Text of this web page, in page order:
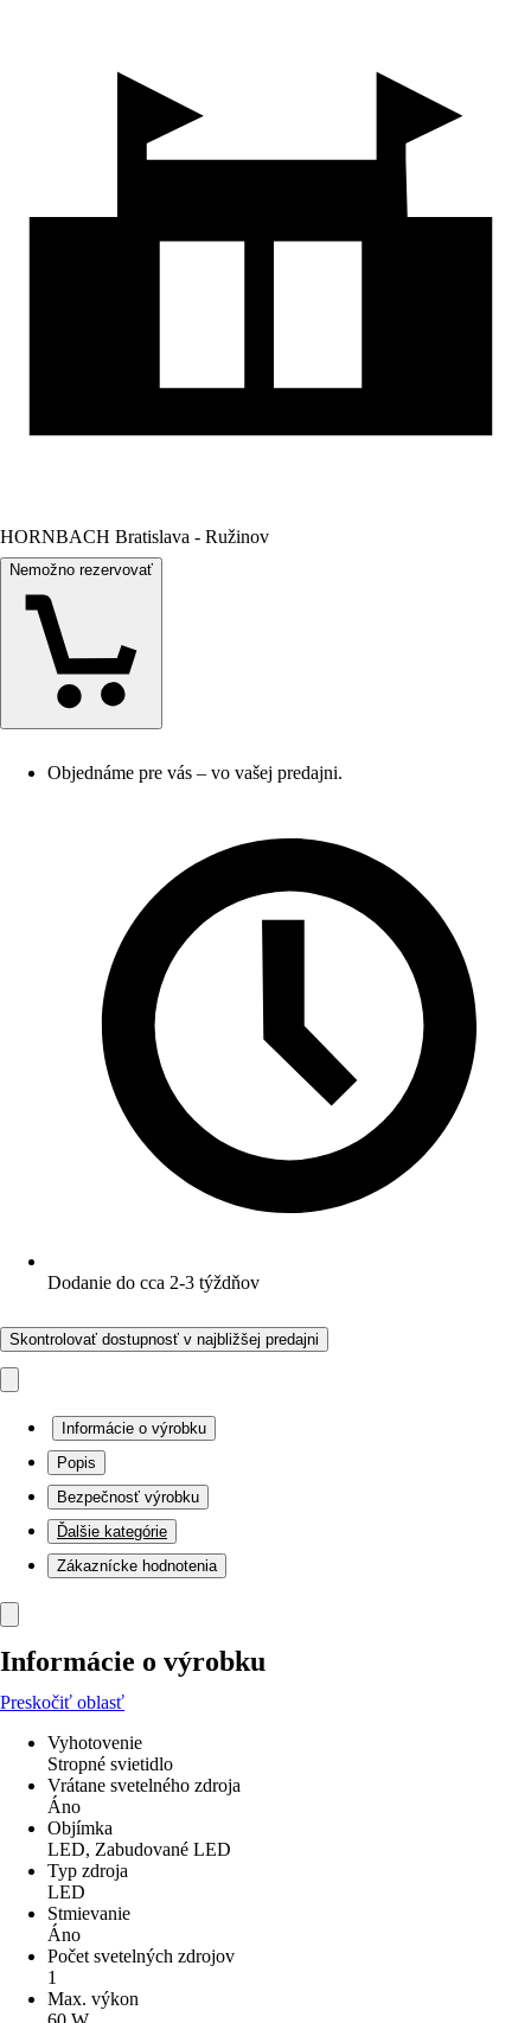
HORNBACH Bratislava - Ružinov
Nemožno rezervovať
Objednáme pre vás – vo vašej predajni.
Dodanie do cca 2-3 týždňov
Skontrolovať dostupnosť v najbližšej predajni
Informácie o výrobku
Popis
Bezpečnosť výrobku
Ďalšie kategórie
Zákaznícke hodnotenia
Informácie o výrobku
Preskočiť oblasť
Vyhotovenie
Stropné svietidlo
Vrátane svetelného zdroja
Áno
Objímka
LED, Zabudované LED
Typ zdroja
LED
Stmievanie
Áno
Počet svetelných zdrojov
1
Max. výkon